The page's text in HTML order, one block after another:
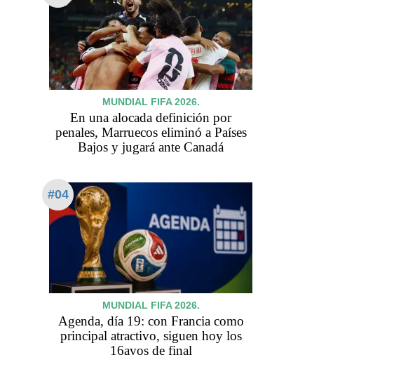
MUNDIAL FIFA 2026.
En una alocada definición por
penales, Marruecos eliminó a Países
Bajos y jugará ante Canadá
#04
MUNDIAL FIFA 2026.
Agenda, día 19: con Francia como
principal atractivo, siguen hoy los
16avos de final